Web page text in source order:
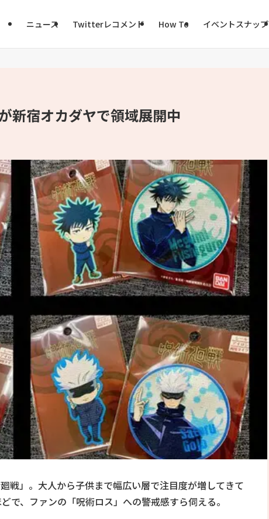
ニュース Twitterレコメンド How To イベントスナップ
新宿オカダヤで領域展開中
戦」。大人から子供まで幅広い層で注目度が増してきて
で、ファンの「呪術ロス」への警戒感すら伺える。